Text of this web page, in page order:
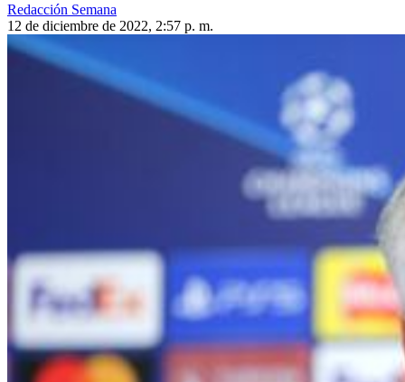
Redacción Semana
12 de diciembre de 2022, 2:57 p. m.